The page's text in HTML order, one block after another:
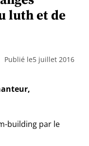
luth et de
Publié le5 juillet 2016
building par le